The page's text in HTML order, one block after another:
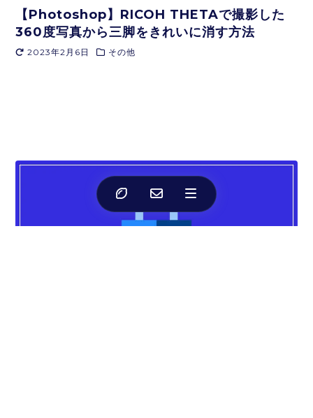
【Photoshop】RICOH THETAで撮影した
360度写真から三脚をきれいに消す方法
2023年2月6日 その他